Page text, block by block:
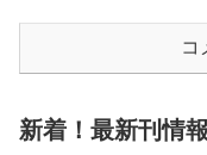
コ
新着！最新刊情報